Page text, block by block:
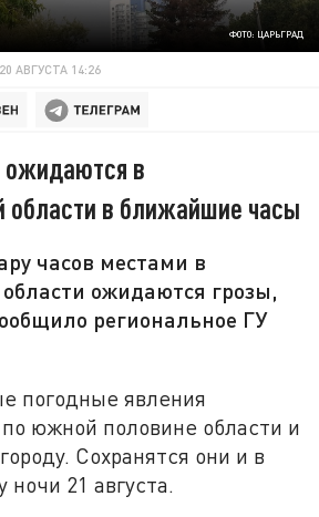
ФОТО: ЦАРЬГРАД
20 АВГУСТА 14:26
ожидаются в
области в ближайшие часы
часов местами в
ожидаются грозы,
региональное ГУ
погодные явления
южной половине области и
Сохранятся они и в
ночи 21 августа.